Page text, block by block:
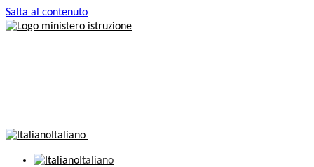
Salta al contenuto
Italiano
Italiano